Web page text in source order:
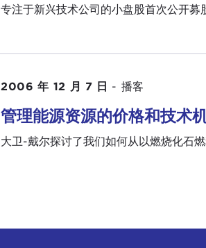
专注于新兴技术公司的小盘股首次公开募
2006 年 12 月 7 日 - 播客
管理能源资源的价格和技术
大卫-戴尔探讨了我们如何从以燃烧化石